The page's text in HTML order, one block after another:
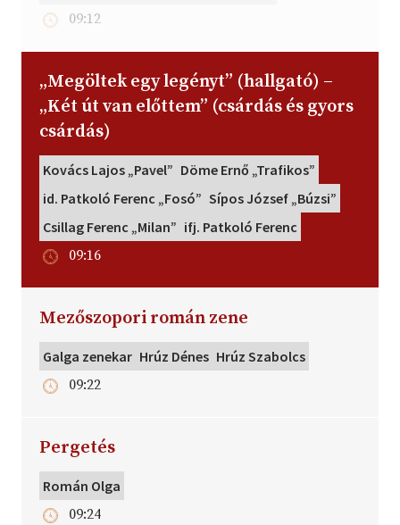
09:12
„Megöltek egy legényt” (hallgató) –
„Két út van előttem” (csárdás és gyors
csárdás)
Kovács Lajos „Pavel” Döme Ernő „Trafikos”
id. Patkoló Ferenc „Fosó” Sípos József „Búzsi”
Csillag Ferenc „Milan” ifj. Patkoló Ferenc
09:16
Mezőszopori román zene
Galga zenekar Hrúz Dénes Hrúz Szabolcs
09:22
Pergetés
Román Olga
09:24